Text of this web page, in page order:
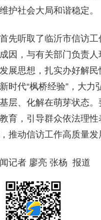
护社会大局和谐稳定。
先听取了临沂市信访
因，与有关部门负责
展思想，扎实办好解
时代“枫桥经验”，大
层、化解在萌芽状态
育，引导群众依法理
推动信访工作高质量发
记者 廖亮 张杨 报道